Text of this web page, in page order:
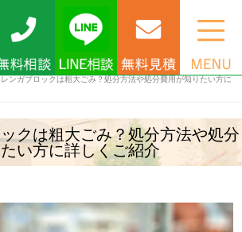
レンガブロックは粗大ごみ？処分方法や処分費用が知りたい方に
クは粗大ごみ？処分方法や処分
い方に詳しくご紹介